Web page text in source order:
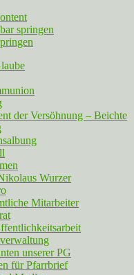
springen
der Versöhnung – Beichte
Wurzer
Mitarbeiter
unserer PG
für Pfarrbrief